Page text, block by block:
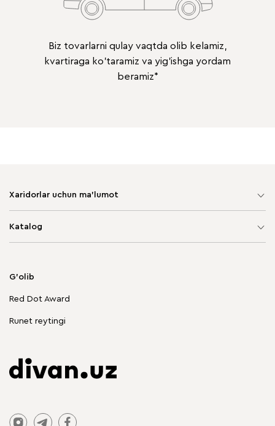
Biz tovarlarni qulay vaqtda olib kelamiz,
kvartiraga ko'taramiz va yig'ishga yordam
beramiz*
Xaridorlar uchun ma'lumot
Katalog
G'olib
Red Dot Award
Runet reytingi